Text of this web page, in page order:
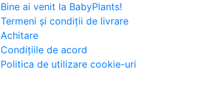
Bine ai venit la BabyPlants!
Termeni și condiții de livrare
Achitare
Condițiile de acord
Politica de utilizare cookie-uri